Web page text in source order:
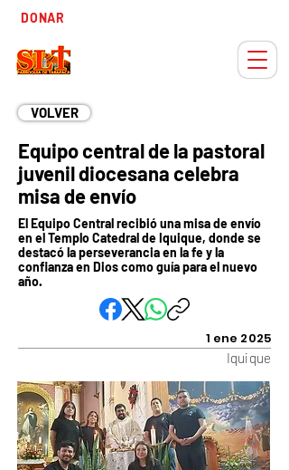
DONAR
VOLVER
Equipo central de la pastoral
juvenil diocesana celebra
misa de envío
El Equipo Central recibió una misa de envío
en el Templo Catedral de Iquique, donde se
destacó la perseverancia en la fe y la
confianza en Dios como guía para el nuevo
año.
1 ene 2025
Iquique